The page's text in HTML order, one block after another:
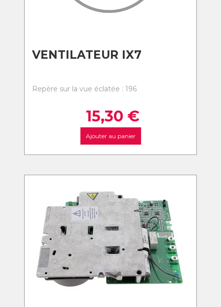
VENTILATEUR IX7
Repère sur la vue éclatée : 196
15,30 €
Ajouter au panier